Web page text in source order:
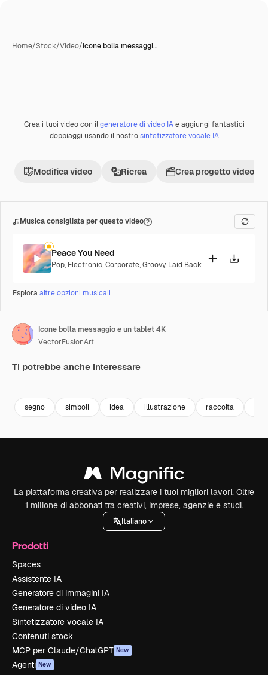
Home/Stock/Video/Icone bolla messaggi…
PremiumCreata con IA
Crea i tuoi video con ilgeneratore di video IAe aggiungi fantastici
doppiaggi usando il nostrosintetizzatore vocale IA
Modifica video Ricrea Crea progetto video
Musica consigliata per questo video
Peace You Need
Pop, Electronic,Corporate,Groovy, Laid Back
Esploraaltre opzioni musicali
Icone bolla messaggio e un tablet 4K
VectorFusionArt
Ti potrebbe anche interessare
segno simboli idea illustrazione raccolta
La piattaforma creativa per realizzare i tuoi migliori lavori. Oltre
1 milione di abbonati tra creativi, imprese, agenzie e studi.
Italiano
Prodotti
Spaces
Assistente IA
Generatore di immagini IA
Generatore di video IA
Sintetizzatore vocale IA
Contenuti stock
MCP per Claude/ChatGPT New
Agenti New